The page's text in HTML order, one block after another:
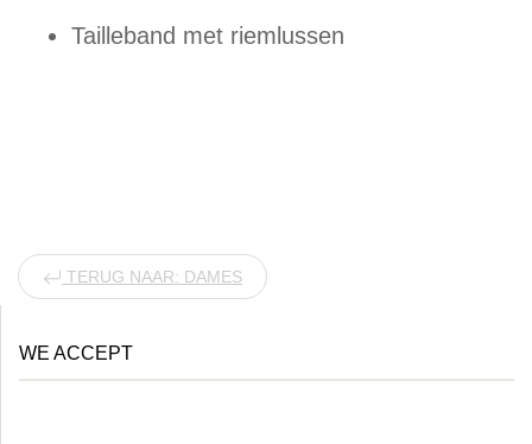
Tailleband met riemlussen
TERUG NAAR: DAMES
WE ACCEPT